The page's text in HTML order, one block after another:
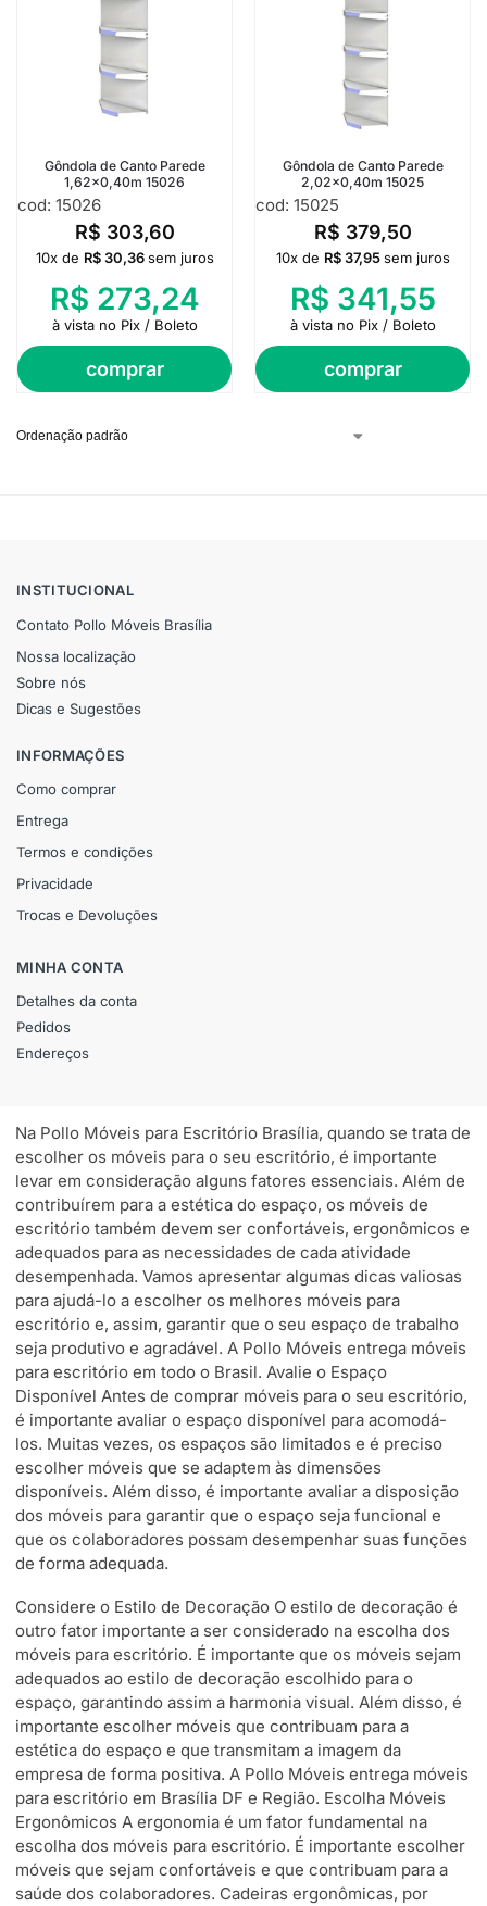
Gôndola de Canto Parede
1,62×0,40m 15026
cod: 15026
R$ 303,60
comprar
10x de R$30,36 sem juros
R$ 273,24
à vista no Pix / Boleto
Gôndola de Canto Parede
2,02×0,40m 15025
cod: 15025
R$ 379,50
comprar
10x de R$37,95 sem juros
R$ 341,55
à vista no Pix / Boleto
INSTITUCIONAL
Contato Pollo Móveis Brasília
Nossa localização
Sobre nós
Dicas e Sugestões
INFORMAÇÕES
Como comprar
Entrega
Termos e condições
Privacidade
Trocas e Devoluções
MINHA CONTA
Detalhes da conta
Pedidos
Endereços
Na Pollo Móveis para Escritório Brasília, quando se trata de
escolher os móveis para o seu escritório, é importante
levar em consideração alguns fatores essenciais. Além de
contribuírem para a estética do espaço, os móveis de
escritório também devem ser confortáveis, ergonômicos e
adequados para as necessidades de cada atividade
desempenhada. Vamos apresentar algumas dicas valiosas
para ajudá-lo a escolher os melhores móveis para
escritório e, assim, garantir que o seu espaço de trabalho
seja produtivo e agradável. A Pollo Móveis entrega móveis
para escritório em todo o Brasil. Avalie o Espaço
Disponível Antes de comprar móveis para o seu escritório,
é importante avaliar o espaço disponível para acomodá-
los. Muitas vezes, os espaços são limitados e é preciso
escolher móveis que se adaptem às dimensões
disponíveis. Além disso, é importante avaliar a disposição
dos móveis para garantir que o espaço seja funcional e
que os colaboradores possam desempenhar suas funções
de forma adequada.
Considere o Estilo de Decoração O estilo de decoração é
outro fator importante a ser considerado na escolha dos
móveis para escritório. É importante que os móveis sejam
adequados ao estilo de decoração escolhido para o
espaço, garantindo assim a harmonia visual. Além disso, é
importante escolher móveis que contribuam para a
estética do espaço e que transmitam a imagem da
empresa de forma positiva. A Pollo Móveis entrega móveis
para escritório em Brasília DF e Região. Escolha Móveis
Ergonômicos A ergonomia é um fator fundamental na
escolha dos móveis para escritório. É importante escolher
móveis que sejam confortáveis e que contribuam para a
saúde dos colaboradores. Cadeiras ergonômicas, por